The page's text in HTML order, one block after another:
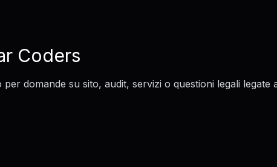
Coders
domande su sito, audit, servizi o questioni legali legate